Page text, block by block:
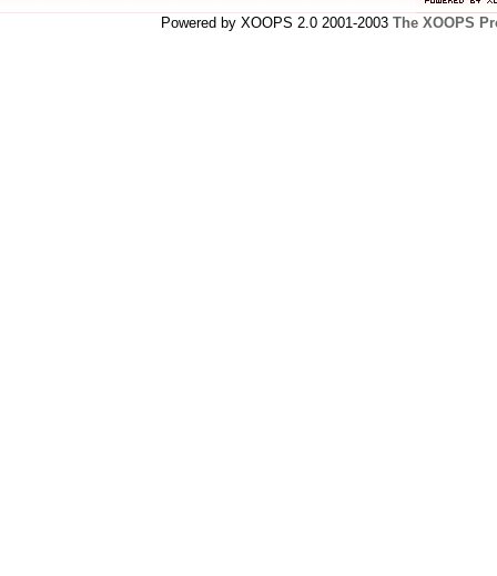
Powered by XOOPS 2.0 2001-2003 The XOOPS